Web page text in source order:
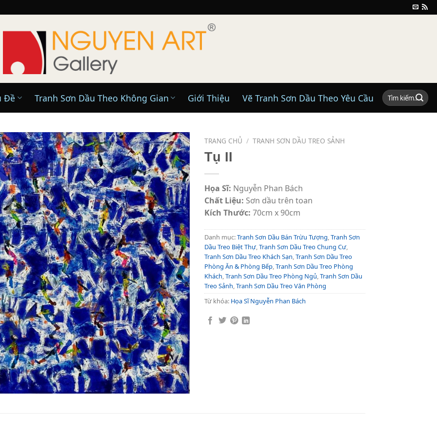
Đề Tranh Sơn Dầu Theo Không Gian Giới Thiệu Vẽ Tranh Sơn Dầu Theo Yêu Cầu
Tìm
kiếm:
TRANG CHỦ / TRANH SƠN DẦU TREO SẢNH
Tụ II
Họa Sĩ: Nguyễn Phan Bách
Chất Liệu: Sơn dầu trên toan
Kích Thước: 70cm x 90cm
Danh mục:Tranh Sơn Dầu Bán Trừu Tượng Tranh Sơn
Dầu Treo Biệt Thự Tranh Sơn Dầu Treo Chung Cư
Tranh Sơn Dầu Treo Khách Sạn Tranh Sơn Dầu Treo
Phòng Ăn & Phòng Bếp Tranh Sơn Dầu Treo Phòng
Khách Tranh Sơn Dầu Treo Phòng Ngủ Tranh Sơn Dầu
Treo Sảnh Tranh Sơn Dầu Treo Văn Phòng
Từ khóa: Họa Sĩ Nguyễn Phan Bách